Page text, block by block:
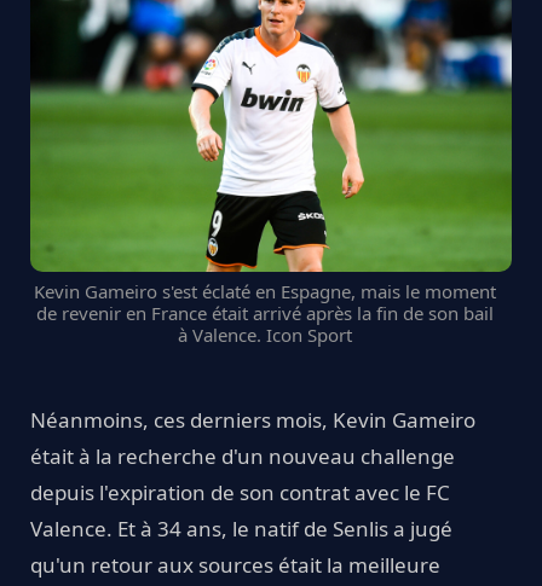
Kevin Gameiro s'est éclaté en Espagne, mais le moment
de revenir en France était arrivé après la fin de son bail
à Valence. Icon Sport
Néanmoins, ces derniers mois, Kevin Gameiro
était à la recherche d'un nouveau challenge
depuis l'expiration de son contrat avec le FC
Valence. Et à 34 ans, le natif de Senlis a jugé
qu'un retour aux sources était la meilleure